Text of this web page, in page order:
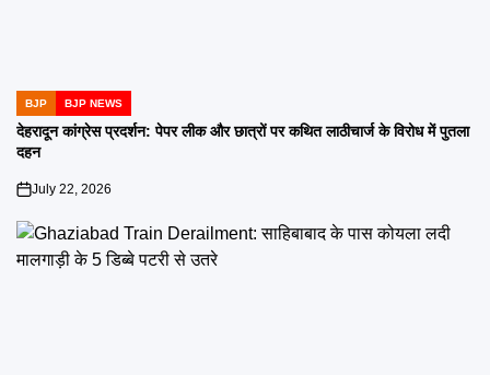
POSTED
IN
BJP BJP NEWS
देहरादून कांग्रेस प्रदर्शन: पेपर लीक और छात्रों पर कथित लाठीचार्ज के विरोध में पुतला
दहन
on
July 22, 2026